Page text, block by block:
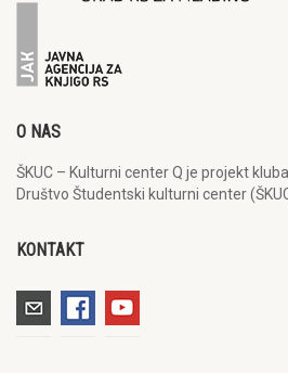
O NAS
ŠKUC – Kulturni center Q je projekt
Društvo Študentski kulturni center
KONTAKT